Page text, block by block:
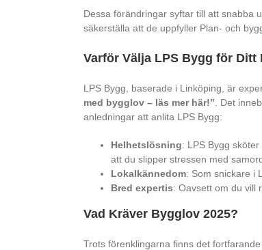
Dessa förändringar syftar till att snabba
säkerställa att de uppfyller Plan- och
Varför Välja LPS Bygg för
LPS Bygg, baserade i Linköping, är
med bygglov – läs mer här!” . Det
anledningar att anlita LPS Bygg:
Helhetslösning: LPS Bygg
att du slipper stressen med
Lokalkännedom: Som snickare i
Bred expertis: Oavsett om du vill
Vad Kräver Bygglov 2025?
Trots förenklingarna finns det